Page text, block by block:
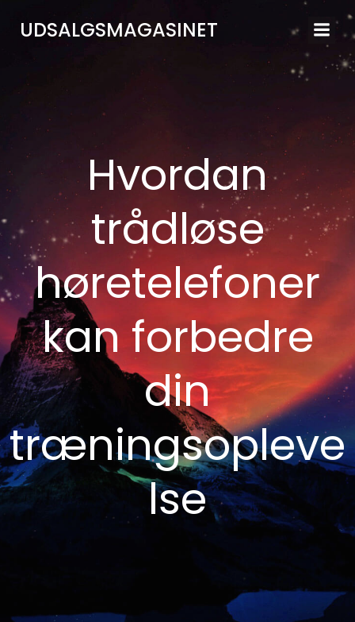
til
indhold
UDSALGSMAGASINET
Hvordan
trådløse
høretelefoner
kan forbedre
din
træningsopleve
lse